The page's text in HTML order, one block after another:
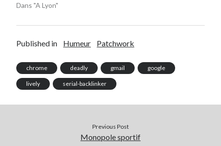
Dans "A Lyon"
Published in Humeur Patchwork
chrome deadly gmail google
lively serial-backlinker
Previous Post
Monopole sportif